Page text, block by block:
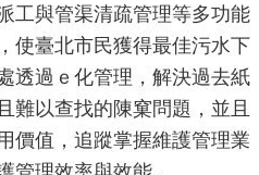
工與管渠清疏管理等多功能
使臺北市民獲得最佳污水下
透過ｅ化管理，解決過去紙
難以查找的陳窠問題，並且
價值，追蹤掌握維護管理業